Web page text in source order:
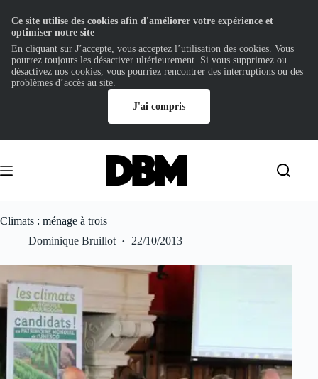
contenu
Climats : ménage à trois
Dominique Bruillot
22/10/2013
Ce site utilise des cookies afin d'améliorer votre expérience et
optimiser notre site
En cliquant sur J’accepte, vous acceptez l’utilisation des cookies. Vous
pourrez toujours les désactiver ultérieurement. Si vous supprimez ou
désactivez nos cookies, vous pourriez rencontrer des interruptions ou des
problèmes d’accès au site.
J'ai compris